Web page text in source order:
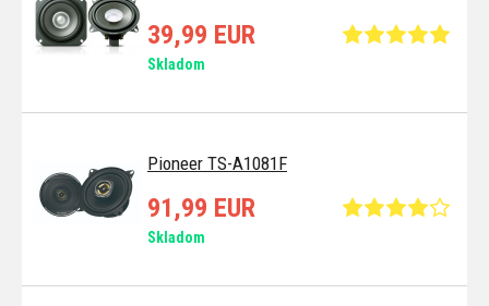
39,99 EUR
Skladom
Pioneer TS-A1081F
91,99 EUR
Skladom